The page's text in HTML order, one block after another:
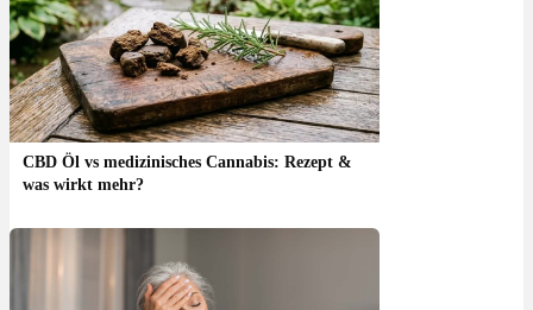
CBD Öl vs medizinisches Cannabis: Rezept &
was wirkt mehr?